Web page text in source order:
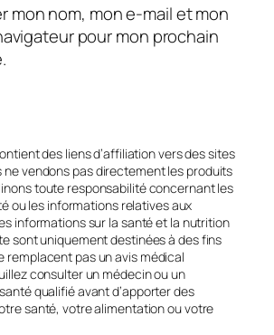
mon nom, mon e-mail et mon
pour mon prochain
des liens d’affiliation vers des sites
ne vendons pas directement les produits
toute responsabilité concernant les
ou les informations relatives aux
informations sur la santé et la nutrition
sont uniquement destinées à des fins
remplacent pas un avis médical
consulter un médecin ou un
qualifié avant d’apporter des
santé, votre alimentation ou votre